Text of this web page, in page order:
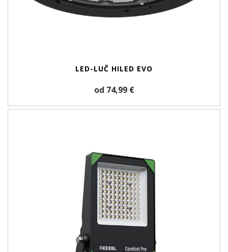
LED-LUČ HILED EVO
od 74,99 €